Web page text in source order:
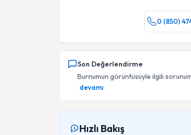
0 (850)
Son Değerlendirme
Burnumun görüntüsüyle ilgili
devamı
Hızlı Bakış